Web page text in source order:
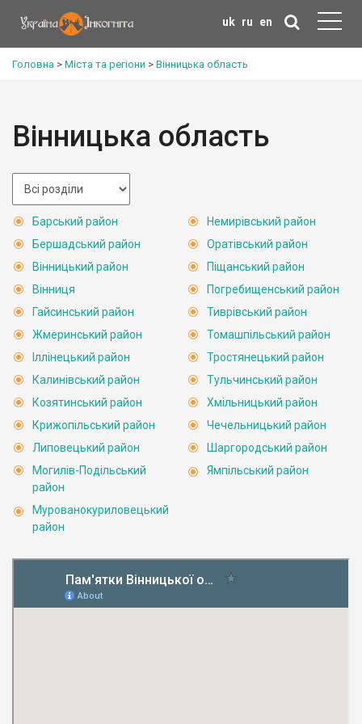
uk ru en
Головна > Міста та регіони > Вінницька область
Вінницька область
Барський район
Бершадський район
Вінницький район
Вінниця
Гайсинський район
Жмеринський район
Іллінецький район
Калинівський район
Козятинський район
Крижопільський район
Липовецький район
Могилів-Подільський
район
Мурованокуриловецький
район
Немирівський район
Оратівський район
Піщанський район
Погребищенський район
Тиврівський район
Томашпільський район
Тростянецький район
Тульчинський район
Хмільницький район
Чечельницький район
Шаргородський район
Ямпільський район